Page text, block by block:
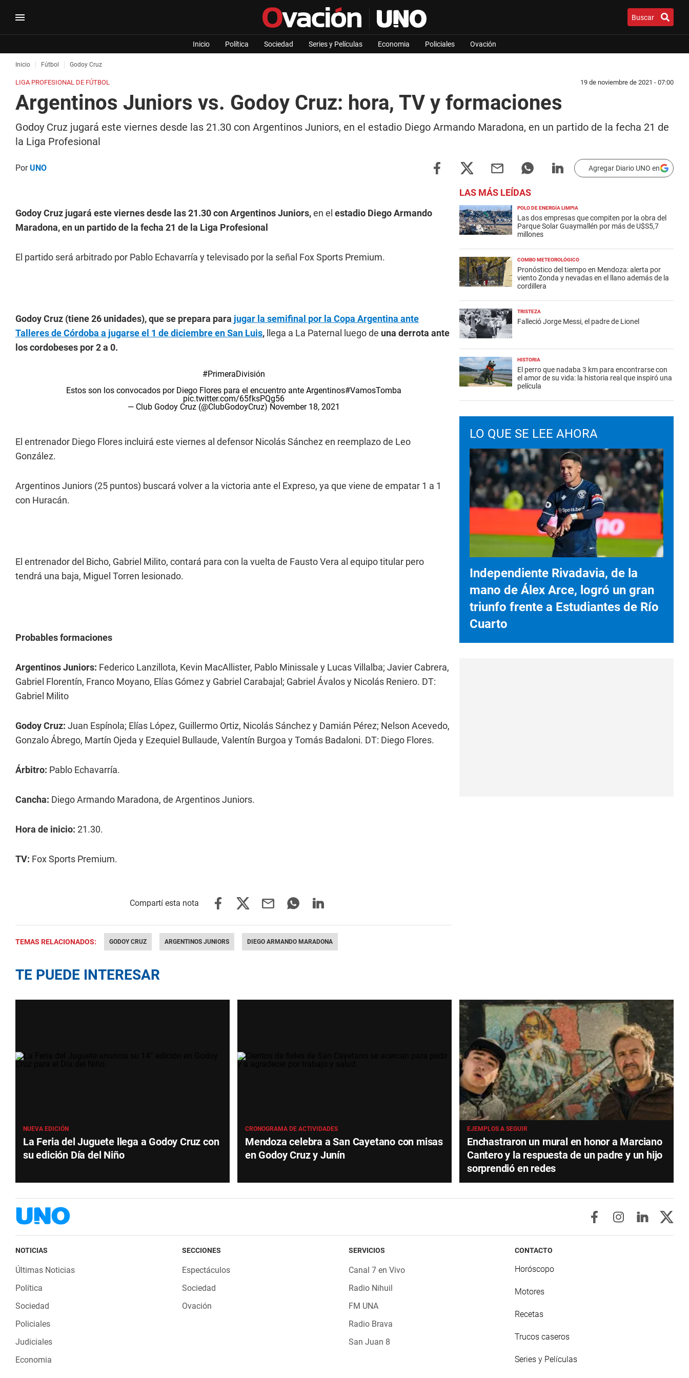
Buscar
Inicio Política Sociedad Series y Películas Economia Policiales Ovación
Inicio Fútbol Godoy Cruz
LIGA PROFESIONAL DE FÚTBOL 19 de noviembre de 2021 - 07:00
Argentinos Juniors vs. Godoy Cruz: hora, TV y formaciones
Godoy Cruz jugará este viernes desde las 21.30 con Argentinos Juniors, en el estadio Diego Armando Maradona, en un partido de la fecha 21 de
la Liga Profesional
PorUNO Agregar Diario UNO en
Godoy Cruz jugará este viernes desde las 21.30 con Argentinos Juniors,en el estadio Diego Armando
Maradona, en un partido de la fecha 21 de la Liga Profesional
El partido será arbitrado por Pablo Echavarría y televisado por la señal Fox Sports Premium.
Godoy Cruz (tiene 26 unidades), que se prepara para jugar la semifinal por la Copa Argentina ante
Talleres de Córdoba a jugarse el 1 de diciembre en San Luis, llega a La Paternal luego de una derrota ante
los cordobeses por 2 a 0.
#PrimeraDivisión
Estos son los convocados por Diego Flores para el encuentro ante Argentinos#VamosTomba
pic.twitter.com/65fksPQg56
— Club Godoy Cruz (@ClubGodoyCruz) November 18, 2021
El entrenador Diego Flores incluirá este viernes al defensor Nicolás Sánchez en reemplazo de Leo
González.
Argentinos Juniors (25 puntos) buscará volver a la victoria ante el Expreso, ya que viene de empatar 1 a 1
con Huracán.
El entrenador del Bicho, Gabriel Milito, contará para con la vuelta de Fausto Vera al equipo titular pero
tendrá una baja, Miguel Torren lesionado.
Probables formaciones
Argentinos Juniors: Federico Lanzillota, Kevin MacAllister, Pablo Minissale y Lucas Villalba; Javier Cabrera,
Gabriel Florentín, Franco Moyano, Elías Gómez y Gabriel Carabajal; Gabriel Ávalos y Nicolás Reniero. DT:
Gabriel Milito
Godoy Cruz: Juan Espínola; Elías López, Guillermo Ortiz, Nicolás Sánchez y Damián Pérez; Nelson Acevedo,
Gonzalo Ábrego, Martín Ojeda y Ezequiel Bullaude, Valentín Burgoa y Tomás Badaloni. DT: Diego Flores.
Árbitro: Pablo Echavarría.
Cancha: Diego Armando Maradona, de Argentinos Juniors.
Hora de inicio: 21.30.
TV: Fox Sports Premium.
TEMAS RELACIONADOS: GODOY CRUZ ARGENTINOS JUNIORS DIEGO ARMANDO MARADONA
LAS MÁS LEÍDAS
POLO DE ENERGÍA LIMPIA
Las dos empresas que compiten por la obra del
Parque Solar Guaymallén por más de U$S5,7
millones
COMBO METEOROLÓGICO
Pronóstico del tiempo en Mendoza: alerta por
viento Zonda y nevadas en el llano además de la
cordillera
TRISTEZA
Falleció Jorge Messi, el padre de Lionel
HISTORIA
El perro que nadaba 3 km para encontrarse con
el amor de su vida: la historia real que inspiró una
película
LO QUE SE LEE AHORA
Independiente Rivadavia, de la
mano de Álex Arce, logró un gran
triunfo frente a Estudiantes de Río
Cuarto
TE PUEDE INTERESAR
NUEVA EDICIÓN
La Feria del Juguete llega a Godoy Cruz con
su edición Día del Niño
CRONOGRAMA DE ACTIVIDADES
Mendoza celebra a San Cayetano con misas
en Godoy Cruz y Junín
EJEMPLOS A SEGUIR
Enchastraron un mural en honor a Marciano
Cantero y la respuesta de un padre y un hijo
sorprendió en redes
NOTICIAS
Últimas Noticias
Política
Sociedad
Policiales
Judiciales
Economia
SECCIONES
Espectáculos
Sociedad
Ovación
SERVICIOS
Canal 7 en Vivo
Radio Nihuil
FM UNA
Radio Brava
San Juan 8
CONTACTO
Horóscopo
Motores
Recetas
Trucos caseros
Series y Películas